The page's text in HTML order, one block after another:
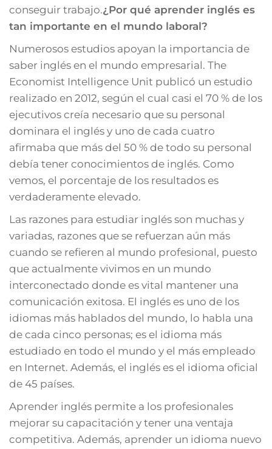
conseguir trabajo.¿Por qué aprender inglés es
tan importante en el mundo laboral?
Numerosos estudios apoyan la importancia de
saber inglés en el mundo empresarial. The
Economist Intelligence Unit publicó un estudio
realizado en 2012, según el cual casi el 70 % de los
ejecutivos creía necesario que su personal
dominara el inglés y uno de cada cuatro
afirmaba que más del 50 % de todo su personal
debía tener conocimientos de inglés. Como
vemos, el porcentaje de los resultados es
verdaderamente elevado.
Las razones para estudiar inglés son muchas y
variadas, razones que se refuerzan aún más
cuando se refieren al mundo profesional, puesto
que actualmente vivimos en un mundo
interconectado donde es vital mantener una
comunicación exitosa. El inglés es uno de los
idiomas más hablados del mundo, lo habla una
de cada cinco personas; es el idioma más
estudiado en todo el mundo y el más empleado
en Internet. Además, el inglés es el idioma oficial
de 45 países.
Aprender inglés permite a los profesionales
mejorar su capacitación y tener una ventaja
competitiva. Además, aprender un idioma nuevo